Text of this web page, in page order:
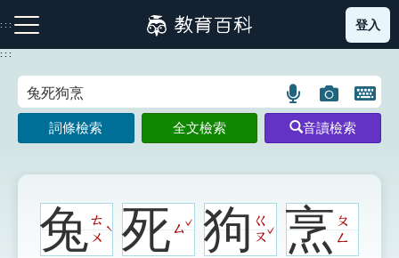
到
主
:::
注音索引圖示 筆畫索引圖示 部首索引表圖示
登入
:::
語
言
搜
示
圖
片
搜
示
開
鍵
圖
詞條檢索 全文檢索 音讀檢索
兔ㄊ
ㄨ
ˋ 死ㄙ
ˇ狗ㄍ
ㄡ
ˇ烹ㄆ
ㄥ